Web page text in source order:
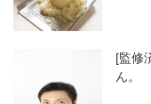
[監修
ん。